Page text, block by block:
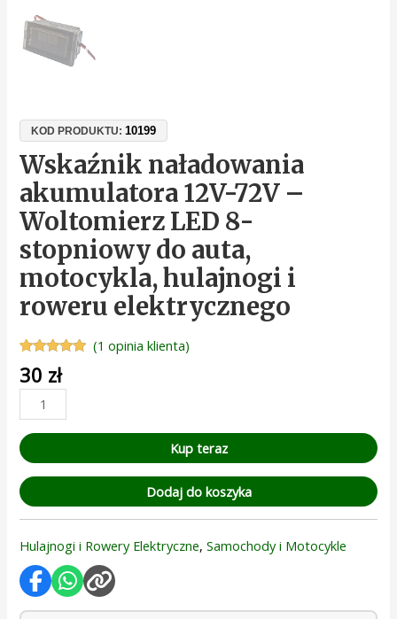
KOD PRODUKTU:10199
Wskaźnik naładowania
akumulatora 12V-72V –
Woltomierz LED 8-
stopniowy do auta,
motocykla, hulajnogi i
roweru elektrycznego
Oceniony
5.00 na 5 na
podstawie
oceny
(1 opinia klienta)
30 zł
Kup teraz
Dodaj do koszyka
Hulajnogi i Rowery Elektryczne,Samochody i Motocykle